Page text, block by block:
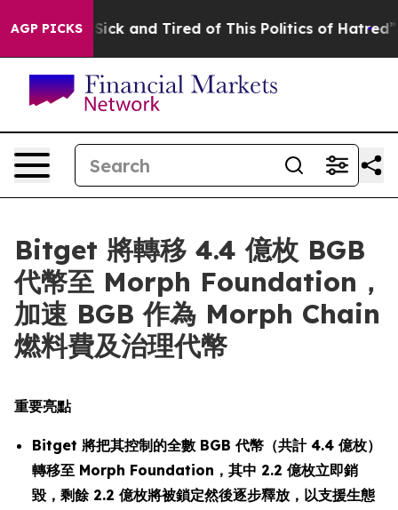
AGP PICKS
Are Sick and Tired of This Politics of Hatred” The
Bitget 將轉移 4.4 億枚 BGB
代幣至 Morph Foundation，
加速 BGB 作為 Morph Chain
燃料費及治理代幣
重要亮點
Bitget 將把其控制的全數 BGB 代幣（共計 4.4 億枚）
轉移至 Morph Foundation，其中 2.2 億枚立即銷
毀，剩餘 2.2 億枚將被鎖定然後逐步釋放，以支援生態